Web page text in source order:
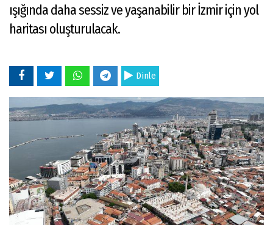
ışığında daha sessiz ve yaşanabilir bir İzmir için yol
haritası oluşturulacak.
Dinle